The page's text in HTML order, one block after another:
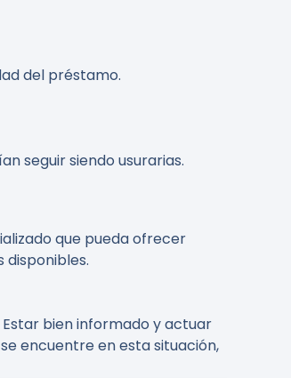
del préstamo.
seguir siendo usurarias.
que pueda ofrecer
disponibles.
bien informado y actuar
encuentre en esta situación,